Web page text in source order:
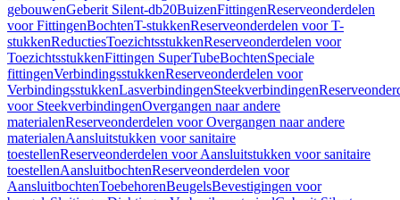
gebouwenGeberit Silent-db20BuizenFittingenReserveonderdelen
voor FittingenBochtenT-stukkenReserveonderdelen voor T-
stukkenReductiesToezichtsstukkenReserveonderdelen voor
ToezichtsstukkenFittingen SuperTubeBochtenSpeciale
fittingenVerbindingsstukkenReserveonderdelen voor
VerbindingsstukkenLasverbindingenSteekverbindingen
voor SteekverbindingenOvergangen naar andere
materialenReserveonderdelen voor Overgangen naar andere
materialenAansluitstukken voor sanitaire
toestellenReserveonderdelen voor Aansluitstukken voor sanitaire
toestellenAansluitbochtenReserveonderdelen voor
AansluitbochtenToebehorenBeugelsBevestigingen voor